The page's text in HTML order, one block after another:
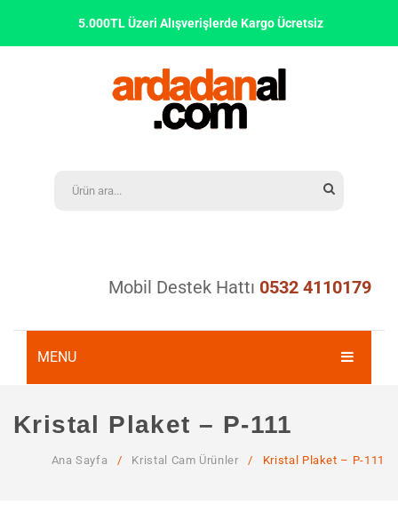
5.000TL Üzeri Alışverişlerde Kargo Ücretsiz
Mobil Destek Hattı 0532 4110179
MENU
Kristal Plaket – P-111
Ana Sayfa / Kristal Cam Ürünler / Kristal Plaket – P-111